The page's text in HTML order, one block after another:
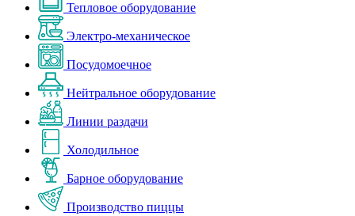
Тепловое оборудование
Электро-механическое
Посудомоечное
Нейтральное оборудование
Линии раздачи
Холодильное
Барное оборудование
Производство пиццы